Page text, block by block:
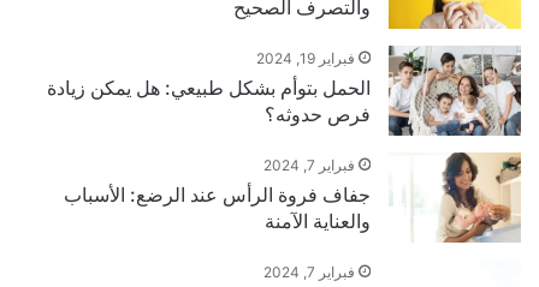
والتصرف الصحيح
فبراير 19, 2024
الحمل بتوأم بشكل طبيعي: هل يمكن زيادة
فرص حدوثه؟
فبراير 7, 2024
جفاف فروة الرأس عند الرضع: الأسباب
والعناية الآمنة
فبراير 7, 2024